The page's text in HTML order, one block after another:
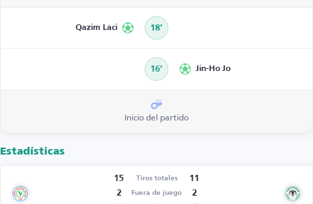
Qazim Laci 18’
16’ Jin-Ho Jo
Inicio del partido
Estadísticas
15 Tiros totales
11
2
Fuera de juego
2